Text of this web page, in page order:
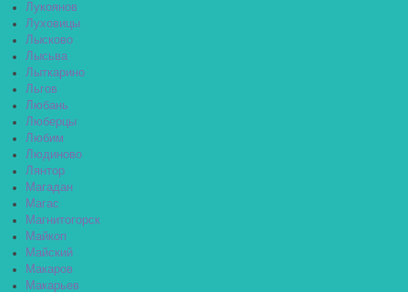
Лукоянов
Луховицы
Лысково
Лысьва
Лыткарино
Льгов
Любань
Люберцы
Любим
Людиново
Лянтор
Магадан
Магас
Магнитогорск
Майкоп
Майский
Макаров
Макарьев